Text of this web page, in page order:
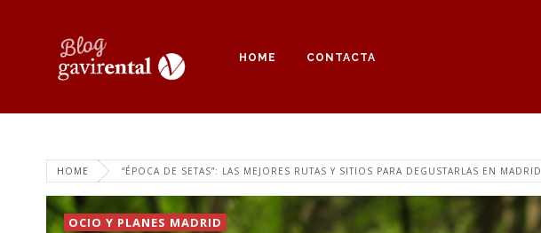
HOME CONTACTA
HOME “ÉPOCA DE SETAS”: LAS MEJORES RUTAS Y SITIOS PARA DEGUSTARLAS EN MADRID
OCIO Y PLANES MADRID